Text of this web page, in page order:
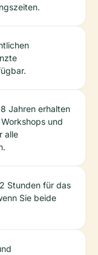
Jahren erhalten
und
alle
Stunden für das
Sie beide